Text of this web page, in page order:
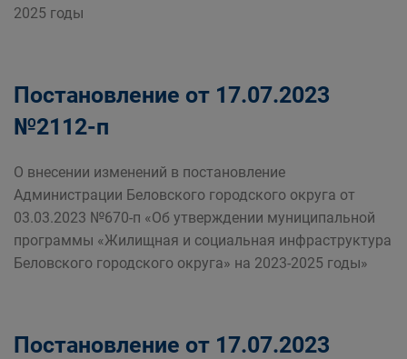
2025 годы
Постановление от 17.07.2023
№2112-п
О внесении изменений в постановление
Администрации Беловского городского округа от
03.03.2023 №670-п «Об утверждении муниципальной
программы «Жилищная и социальная инфраструктура
Беловского городского округа» на 2023-2025 годы»
Постановление от 17.07.2023